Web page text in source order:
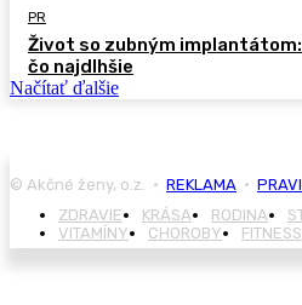
PR
Život so zubným
čo najdlhšie
Načítať ďalšie
© Akčné ženy, o.z. • REKLAMA •
ZDRAVIE
KRÁSA RODINA
VITAMÍNY
CHOROBY FITNESS